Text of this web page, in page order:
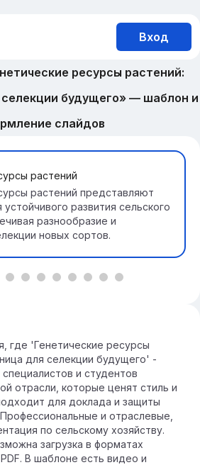
Вход
ресурсы растений:
будущего» — шаблон и
слайдов
растений
растений представляют
развития сельского
разнообразие и
новых сортов.
где 'Генетические ресурсы
для селекции будущего' -
и студентов
отрасли, которые ценят стиль и
для доклада и защиты
и отраслевые,
по сельскому хозяйству.
загрузка в форматах
В шаблоне есть видео и